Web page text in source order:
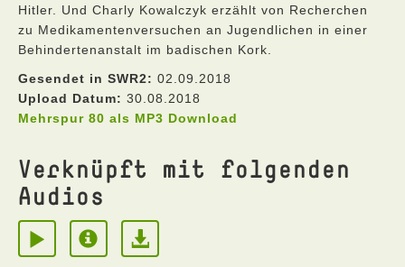
Hitler. Und Charly Kowalczyk erzählt von Recherchen
zu Medikamentenversuchen an Jugendlichen in einer
Behindertenanstalt im badischen Kork.
Gesendet in SWR2: 02.09.2018
Upload Datum: 30.08.2018
Mehrspur 80 als MP3 Download
Verknüpft mit folgenden
Audios